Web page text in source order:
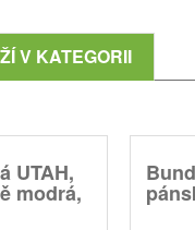
V KATEGORII
UTAH,
modrá,